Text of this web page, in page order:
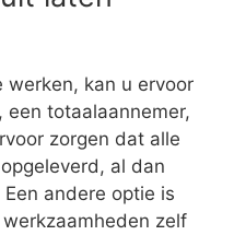
werken, kan u ervoor
een totaalaannemer,
zorgen dat alle
al dan
Een andere optie is
zelf